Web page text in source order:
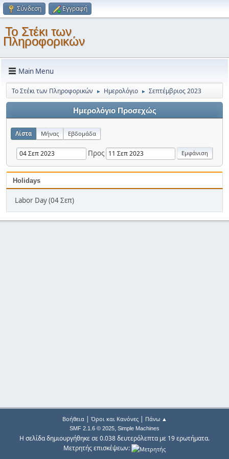
Σύνδεση Εγγραφή
Το Στέκι των
Πληροφορικών
Main Menu
Το Στέκι των Πληροφορικών ► Ημερολόγιο ► Σεπτέμβριος 2023
Ημερολόγιο Προσεχώς
Λίστα Μήνας Εβδομάδα
Προς
Holidays
Labor Day (04 Σεπ)
Βοήθεια| Όροι και Κανόνες| Πάνω ▲
SMF 2.1.6 © 2025, Simple Machines
Η σελίδα δημιουργήθηκε σε 0.038 δευτερόλεπτα με 19 ερωτήματα.
Μετρητής επισκέψεων: